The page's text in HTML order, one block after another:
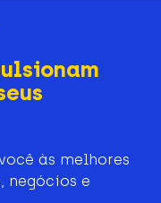
às melhores
negócios e